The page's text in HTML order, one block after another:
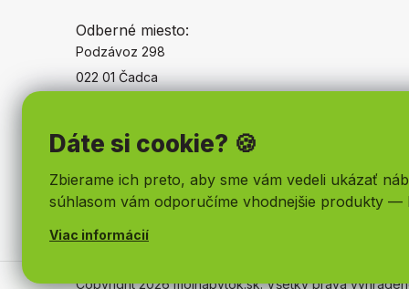
Dáte si cookie? 🍪
Zbierame ich preto, aby sme vám vedeli ukázať
súhlasom vám odporučíme vhodnejšie produkty
Viac informácií
Odberné miesto:
Podzávoz 298
022 01 Čadca
Copyright 2026mojnabytok.sk. Všetky práva